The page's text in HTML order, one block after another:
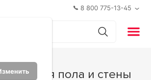
8 800 775-13-45